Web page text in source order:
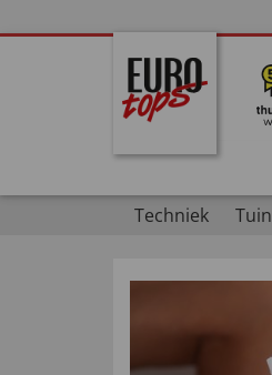
Techniek
Tuin